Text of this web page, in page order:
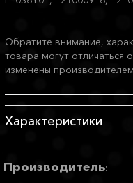
Обратите внимание,
товара могут отличаться
изменены
Характеристики
Производитель: